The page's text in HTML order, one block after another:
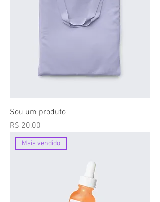
Sou um produto
Preço
R$ 20,00
Mais vendido